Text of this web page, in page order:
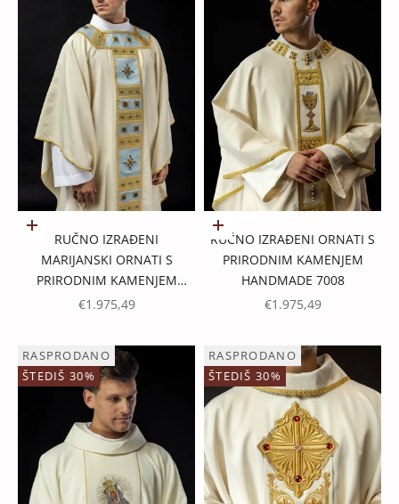
Dodaj u košaricu
RUČNO IZRAĐENI
MARIJANSKI ORNATI S
PRIRODNIM KAMENJEM
HANDMADE 7004
PROMOTIVNA CIJENA
€1.975,49
Dodaj u košaricu
RUČNO IZRAĐENI ORNATI S
PRIRODNIM KAMENJEM
HANDMADE 7008
PROMOTIVNA CIJENA
€1.975,49
RASPRODANO
ŠTEDIŠ 30%
RASPRODANO
ŠTEDIŠ 30%